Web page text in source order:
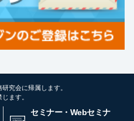
究会に帰属します。
ます。
セミナー・Webセミナ